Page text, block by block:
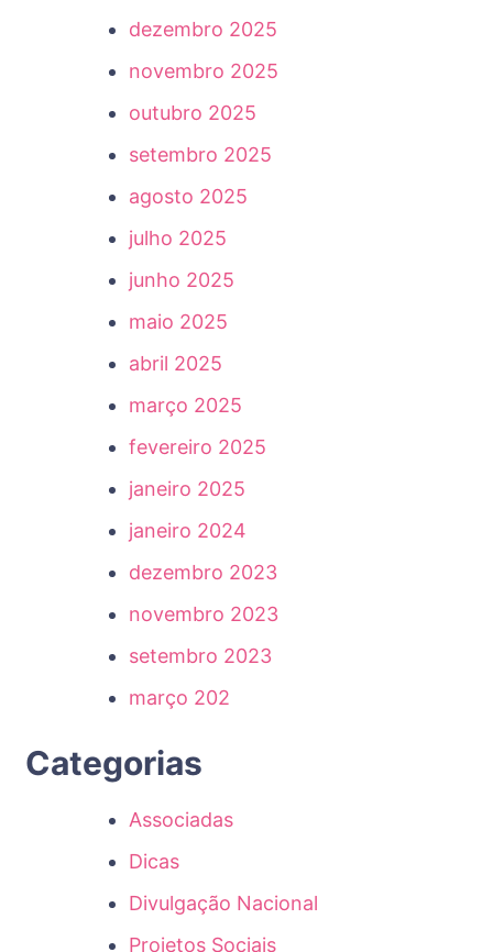
dezembro 2025
novembro 2025
outubro 2025
setembro 2025
agosto 2025
julho 2025
junho 2025
maio 2025
abril 2025
março 2025
fevereiro 2025
janeiro 2025
janeiro 2024
dezembro 2023
novembro 2023
setembro 2023
março 202
Categorias
Associadas
Dicas
Divulgação Nacional
Projetos Sociais